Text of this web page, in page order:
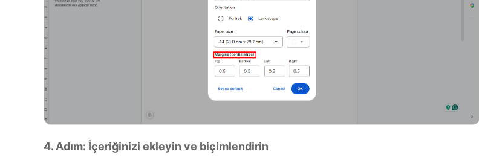
4. Adım: İçeriğinizi ekleyin ve biçimlendirin